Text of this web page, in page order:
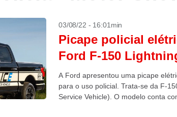
03/08/22 - 16:01min
Picape policial
Ford F-150
A Ford apresentou uma picape
para o uso policial. Trata-se da F-
Service Vehicle). O modelo conta